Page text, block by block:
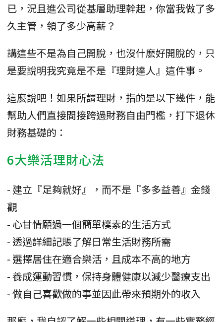
已，況且進公司從基層助理幹起，你當我做了多
久主管，領了多少高薪？
講這些不是為自己開脫，也沒什麽好開脫的，只
是要說明我究竟是不是『理財達人』這件事。
這麼說吧！如果所謂理財，指的是以下幾件，能
幫助人們直接間接跨過財務自由門檻，打下退休
財務基礎的：
6大樂活理財心法
- 建立『足夠就好』，而不是『多多益善』金錢
觀
- 心甘情願過一個簡單樸素的生活方式
- 透過詳細記賬了解日常生活財務所需
- 選擇居住在適合樂活，且成本不高的地方
- 養成運動習慣，保持身體健康以減少醫療支出
- 做自己喜歡做的事並因此帶來預期外的收入